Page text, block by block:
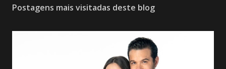
Postagens mais visitadas deste blog